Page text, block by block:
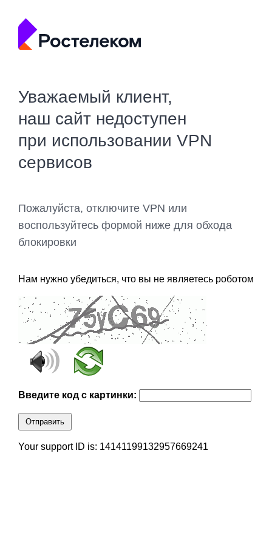
Уважаемый клиент,
наш сайт недоступен
при использовании VPN
сервисов
Пожалуйста, отключите VPN или
воспользуйтесь формой ниже для обхода
блокировки
Нам нужно убедиться, что вы не являетесь роботом
Введите код с картинки:
Отправить
Your support ID is: 14141199132957669241